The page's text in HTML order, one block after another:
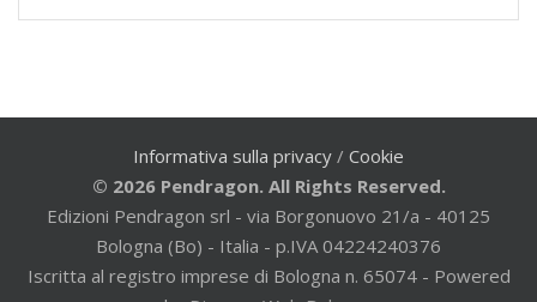
Informativa sulla privacy / Cookie
© 2026 Pendragon. All Rights Reserved.
Edizioni Pendragon srl - via Borgonuovo 21/a - 40125
Bologna (Bo) - Italia - p.IVA 04224240376
Iscritta al registro imprese di Bologna n. 65074 - Powered